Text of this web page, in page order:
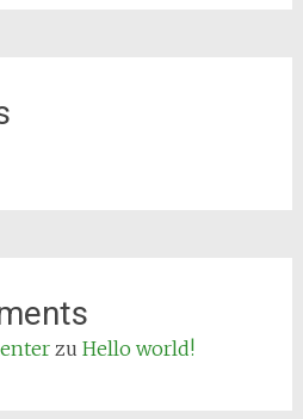
zu Hello world!